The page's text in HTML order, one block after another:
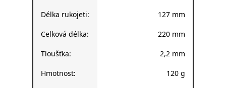
Délka rukojeti: 127 mm
Celková délka: 220 mm
Tloušťka: 2,2 mm
Hmotnost: 120 g